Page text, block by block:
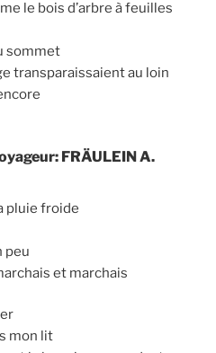
le bois d’arbre à feuilles
sommet
transparaissaient au loin
FRÄULEIN A.
pluie froide
peu
et marchais
mon lit